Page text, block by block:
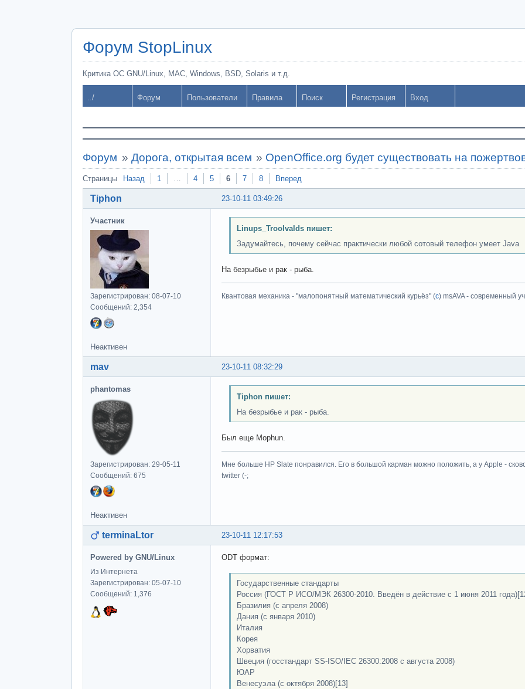
Форум StopLinux
Критика ОС GNU/Linux, MAC, Windows, BSD, Solaris и т.д.
../ Форум Пользователи Правила Поиск Регистрация Вход
Форум » Дорога, открытая всем » OpenOffice.org будет существовать на
Страницы Назад 1 … 4 5 6 7 8 Вперед
23-10-11 03:49:26
Tiphon
Участник
Зарегистрирован: 08-07-10
Сообщений: 2,354
Linups_Troolvalds пишет:
Задумайтесь, почему сейчас практически любой сотовый телефон умеет Java
На безрыбье и рак - рыба.
Квантовая механика - "малопонятный математический курьёз" (с) msAVA - современный
Неактивен
23-10-11 08:32:29
mav
phantomas
Зарегистрирован: 29-05-11
Сообщений: 675
Tiphon пишет:
На безрыбье и рак - рыба.
Был еще Mophun.
Мне больше HP Slate понравился. Его в большой карман можно положить, а у Apple -
twitter (-;
Неактивен
23-10-11 12:17:53
terminaLtor
Powered by GNU/Linux
Из Интернета
Зарегистрирован: 05-07-10
Сообщений: 1,376
ODT формат:
Государственные стандарты
Россия (ГОСТ Р ИСО/МЭК 26300-2010. Введён в действие с 1 июня 2011
Бразилия (с апреля 2008)
Дания (с января 2010)
Италия
Корея
Хорватия
Швеция (госстандарт SS-ISO/IEC 26300:2008 с августа 2008)
ЮАР
Венесуэла (с октября 2008)[13]